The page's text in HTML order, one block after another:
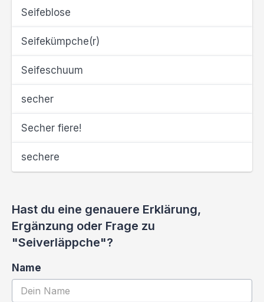
Seifeblose
Seifekümpche(r)
Seifeschuum
secher
Secher fiere!
sechere
Hast du eine genauere Erklärung,
Ergänzung oder Frage zu
"Seiverläppche"?
Name